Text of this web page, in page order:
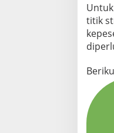
titik